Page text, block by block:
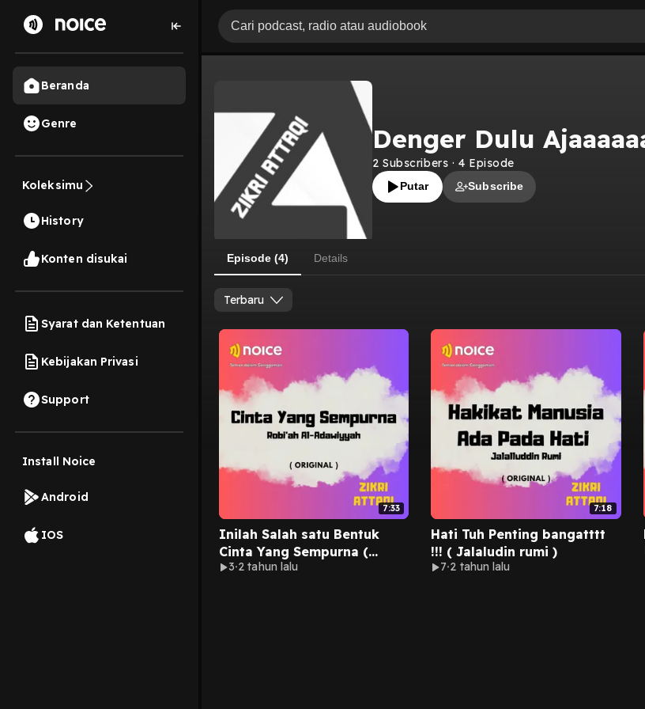
Beranda
Genre
Koleksimu
History
Konten disukai
Syarat dan Ketentuan
Kebijakan Privasi
Support
Install Noice
Android
IOS
Denger Dulu
2 Subscribers · 4 Episode
Putar Subscribe
Episode (4) Details
Terbaru
7:33
Inilah Salah satu Bentuk
Cinta Yang Sempurna (
Robi'ah Al-Adawiyyah )
3 2 tahun lalu
7:18
Hati Tuh Penting bangatttt
!!! ( Jalaludin rumi )
7 2 tahun lalu